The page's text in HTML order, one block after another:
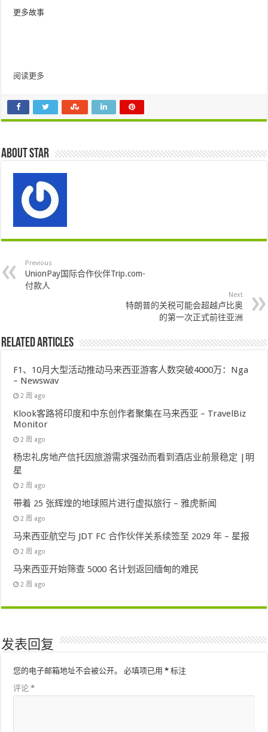
更多故事
阅读更多
About star
Previous
UnionPay国际合作伙伴Trip.com-
付款人
Next
特朗普的关税可能会超越卢比奥
的第一次正式前往亚洲
Related Articles
F1、10月大型活动推动马来西亚游客人数突破4000万：Nga
– Newswav
2 周 ago
Klook客路将印度和中东创作者聚集在马来西亚 – TravelBiz
Monitor
2 周 ago
杨忠礼房地产信托因旅游需求强劲而看到酒店业前景稳定 |明
星
2 周 ago
带着 25 张辉煌的地球照片进行虚拟旅行 – 雅虎新闻
2 周 ago
马来西亚航空与 JDT FC 合作伙伴关系续签至 2029 年 – 星报
2 周 ago
马来西亚开始筛查 5000 名计划返回缅甸的难民
2 周 ago
发表回复
您的电子邮箱地址不会被公开。 必填项已用* 标注
评论*